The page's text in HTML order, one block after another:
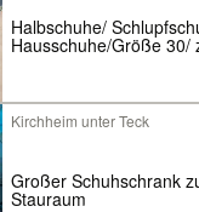
Halbschuhe/
Hausschuhe/Größe 30/
Kirchheim unter Teck
Großer Schuhschrank
Stauraum